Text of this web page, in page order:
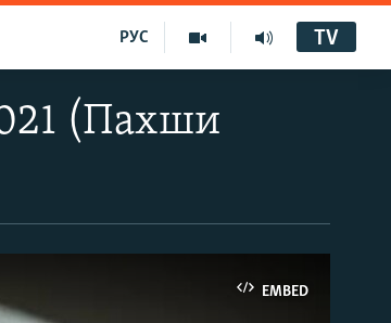
РУС TV
(Пахши
EMBED